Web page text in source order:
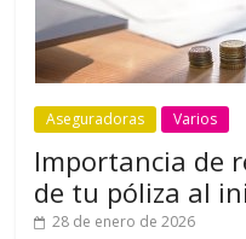
Aseguradoras Varios
Importancia de
de tu póliza al
28 de enero de 2026